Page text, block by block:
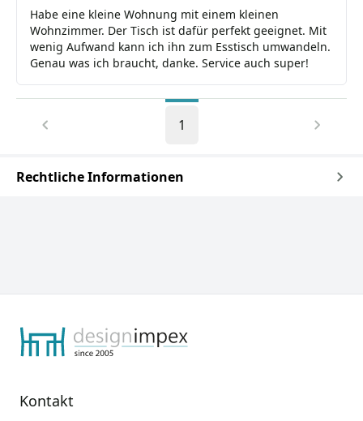
Habe eine kleine Wohnung mit einem kleinen
Wohnzimmer. Der Tisch ist dafür perfekt geeignet. Mit
wenig Aufwand kann ich ihn zum Esstisch umwandeln.
Genau was ich braucht, danke. Service auch super!
1
Rechtliche Informationen
Kontakt